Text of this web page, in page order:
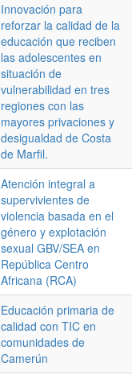
Innovación para
reforzar la calidad de la
educación que reciben
las adolescentes en
situación de
vulnerabilidad en tres
regiones con las
mayores privaciones y
desigualdad de Costa
de Marfil.
Atención integral a
supervivientes de
violencia basada en el
género y explotación
sexual GBV/SEA en
República Centro
Africana (RCA)
Educación primaria de
calidad con TIC en
comunidades de
Camerún